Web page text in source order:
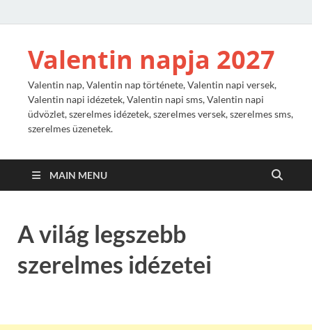
Valentin napja 2027
Valentin nap, Valentin nap története, Valentin napi versek,
Valentin napi idézetek, Valentin napi sms, Valentin napi
üdvözlet, szerelmes idézetek, szerelmes versek, szerelmes sms,
szerelmes üzenetek.
MAIN MENU
A világ legszebb
szerelmes idézetei